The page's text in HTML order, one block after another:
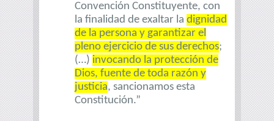
Convención Constituyente, con
la finalidad de exaltar la dignidad
de la persona y garantizar el
pleno ejercicio de sus derechos;
(…) invocando la protección de
Dios, fuente de toda razón y
justicia, sancionamos esta
Constitución.”